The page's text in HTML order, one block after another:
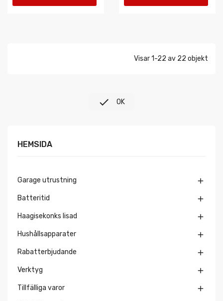
Visar 1-22 av 22 objekt
 OK
HEMSIDA
Garage utrustning 
Batteritid 
Haagisekonks lisad 
Hushållsapparater 
Rabatterbjudande 
Verktyg 
Tillfälliga varor 